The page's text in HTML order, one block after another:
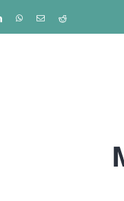
LinkedInWhatsAppCorreo
electrónico
Reddit